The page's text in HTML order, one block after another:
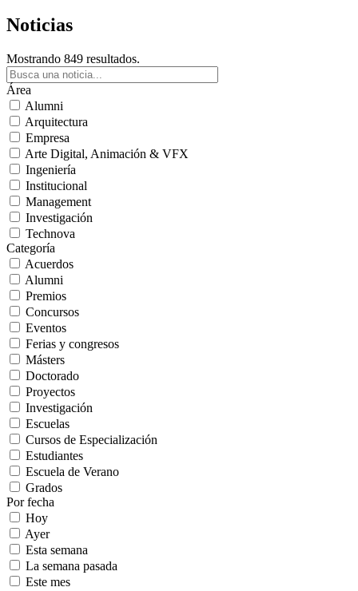
Noticias
Mostrando 849 resultados.
Área
Alumni
Arquitectura
Empresa
Arte Digital, Animación & VFX
Ingeniería
Institucional
Management
Investigación
Technova
Categoría
Acuerdos
Alumni
Premios
Concursos
Eventos
Ferias y congresos
Másters
Doctorado
Proyectos
Investigación
Escuelas
Cursos de Especialización
Estudiantes
Escuela de Verano
Grados
Por fecha
Hoy
Ayer
Esta semana
La semana pasada
Este mes